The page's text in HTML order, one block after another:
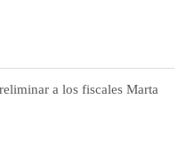
a los fiscales Marta